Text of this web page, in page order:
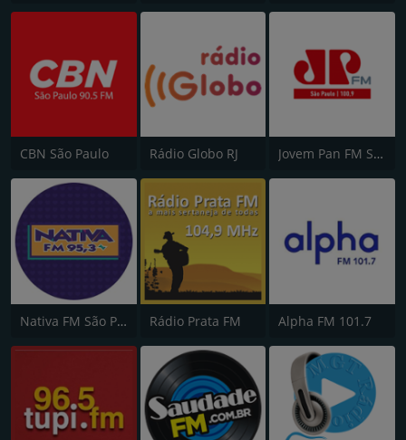
CBN São Paulo Rádio Globo RJ Jovem Pan FM São Paulo
Nativa FM São Paulo Rádio Prata FM Alpha FM 101.7